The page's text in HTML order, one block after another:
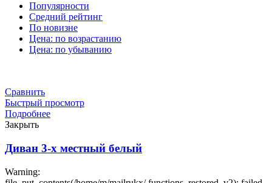
Популярности
Средний рейтинг
По новизне
Цена: по возрастанию
Цена: по убыванию
Сравнить
Быстрый просмотр
Подробнее
Закрыть
Диван 3-х местный белый
Warning: